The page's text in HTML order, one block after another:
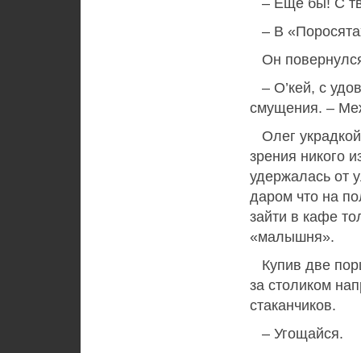
– Ещё бы! С
– В
Он
– О’кей, с
смущения. –
Олег
зрения никого
удержалась от
даром что на
зайти в кафе
«малышня».
Купив две
за столиком
стаканчиков.
– Угощайся.